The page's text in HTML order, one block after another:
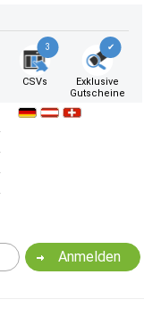
3
CSVs
✔
Exklusive
Gutscheine
Anmelden